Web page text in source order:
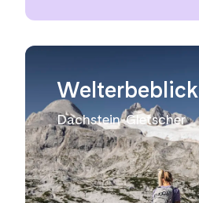
Welterbeblick
Dachstein-Gletscher